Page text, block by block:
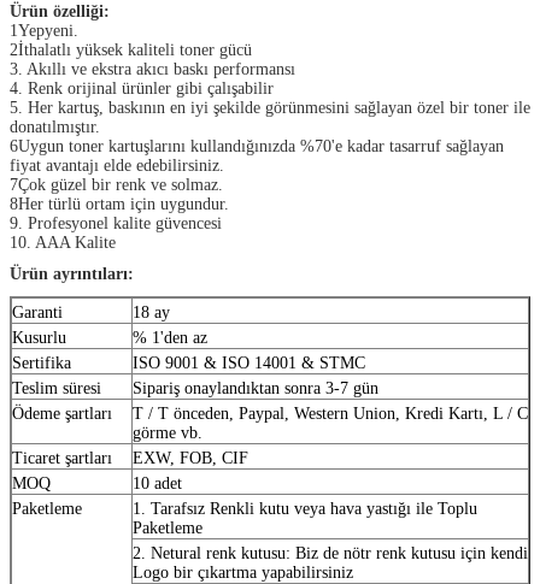
Ürün özelliği:
1Yepyeni.
2İthalatlı yüksek kaliteli toner gücü
3. Akıllı ve ekstra akıcı baskı performansı
4. Renk orijinal ürünler gibi çalışabilir
5. Her kartuş, baskının en iyi şekilde görünmesini sağlayan özel bir toner ile
donatılmıştır.
6Uygun toner kartuşlarını kullandığınızda %70'e kadar tasarruf sağlayan
fiyat avantajı elde edebilirsiniz.
7Çok güzel bir renk ve solmaz.
8Her türlü ortam için uygundur.
9. Profesyonel kalite güvencesi
10. AAA Kalite
Ürün ayrıntıları:
Garanti
18 ay
Kusurlu
% 1'den az
Sertifika
ISO 9001 & ISO 14001 & STMC
Teslim süresi
Sipariş onaylandıktan sonra 3-7 gün
Ödeme şartları
T / T önceden, Paypal, Western Union, Kredi Kartı, L / C
görme vb.
Ticaret şartları
EXW, FOB, CIF
MOQ
10 adet
Paketleme
1. Tarafsız Renkli kutu veya hava yastığı ile Toplu
Paketleme
2. Netural renk kutusu: Biz de nötr renk kutusu için kendi
Logo bir çıkartma yapabilirsiniz